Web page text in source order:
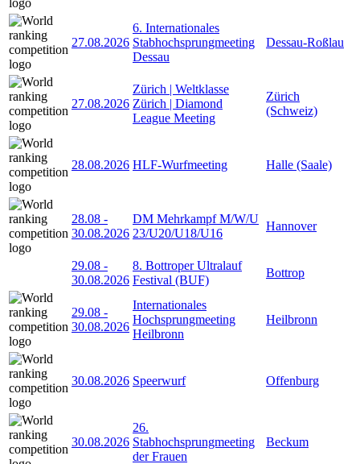
27.08.2026
6. Internationales
Stabhochsprungmeeting
Dessau
Dessau-Roßlau
27.08.2026
Zürich | Weltklasse
Zürich | Diamond
League Meeting
Zürich
(Schweiz)
28.08.2026 HLF-Wurfmeeting Halle (Saale)
28.08 -
30.08.2026
DM Mehrkampf M/W/U
23/U20/U18/U16
Hannover
29.08 -
30.08.2026
8. Bottroper Ultralauf
Festival (BUF)
Bottrop
29.08 -
30.08.2026
Internationales
Hochsprungmeeting
Heilbronn
Heilbronn
30.08.2026 Speerwurf Offenburg
30.08.2026
26.
Stabhochsprungmeeting
der Frauen
Beckum